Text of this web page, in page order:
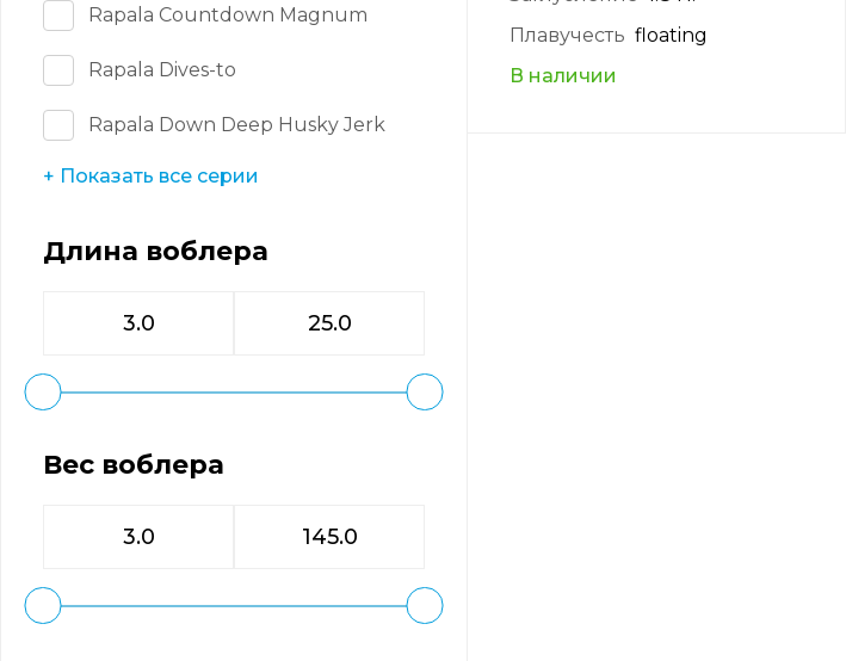
Rapala Countdown Magnum
Rapala Dives-to
Rapala Down Deep Husky Jerk
+ Показать все серии
Длина воблера
Вес воблера
Плавучесть floating
В наличии